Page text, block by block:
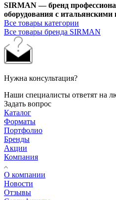
SIRMAN — бренд
оборудования с
Все товары категории
Все товары бренда SIRMAN
Нужна консультация?
Наши специалисты ответят на
Задать вопрос
Каталог
Форматы
Портфолио
Бренды
Акции
Компания
О компании
Новости
Отзывы